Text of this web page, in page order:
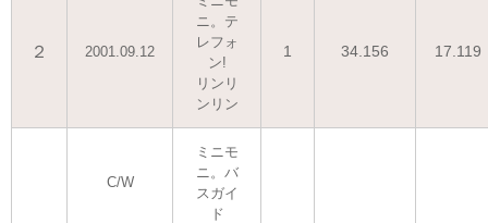
２ 2001.09.12
ニ。テ
レフォ
ン!
リンリ
ンリン
1 34.156 17.119
C/W
ミニモ
ニ。バ
スガイ
ド